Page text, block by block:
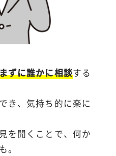
ずに誰かに相談する
き、気持ち的に楽に
を聞くことで、何か
。